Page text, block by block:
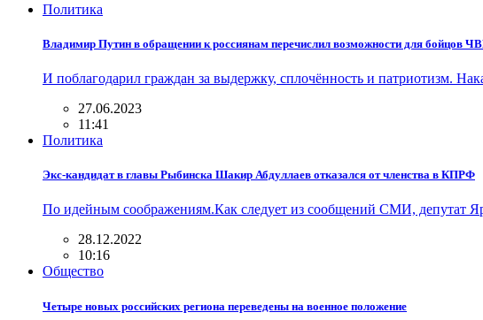
Политика
Владимир Путин в обращении к россиянам перечислил возможности для бойцов
И поблагодарил граждан за выдержку, сплочённость и патриотизм.
27.06.2023
11:41
Политика
Экс-кандидат в главы Рыбинска Шакир Абдуллаев отказался от членства в КПРФ
По идейным соображениям.Как следует из сообщений СМИ, депутат
28.12.2022
10:16
Общество
Четыре новых российских региона переведены на военное положение